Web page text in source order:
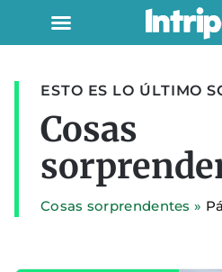
ESTO ES LO ÚLTIMO
Cosas
Cosas sorprendentes »